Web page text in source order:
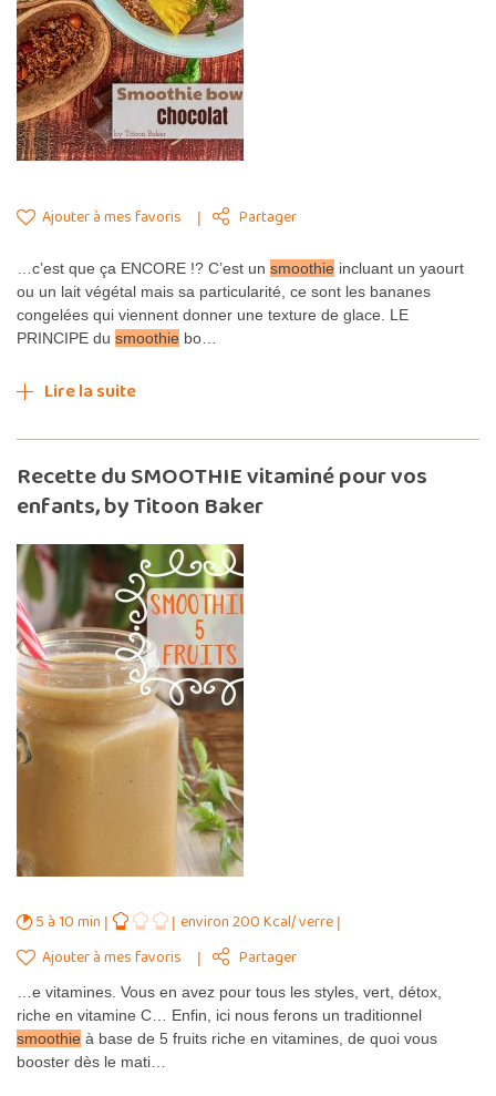
Ajouter à mes favoris Partager
…c’est que ça ENCORE !? C’est un smoothie incluant un yaourt
ou un lait végétal mais sa particularité, ce sont les bananes
congelées qui viennent donner une texture de glace. LE
PRINCIPE du smoothie bo…
Lire la suite
Recette du SMOOTHIE vitaminé pour vos
enfants, by Titoon Baker
5 à 10 min
environ 200 Kcal/ verre
Ajouter à mes favoris
Partager
…e vitamines. Vous en avez pour tous les styles, vert, détox,
riche en vitamine C… Enfin, ici nous ferons un traditionnel
smoothie à base de 5 fruits riche en vitamines, de quoi vous
booster dès le mati…